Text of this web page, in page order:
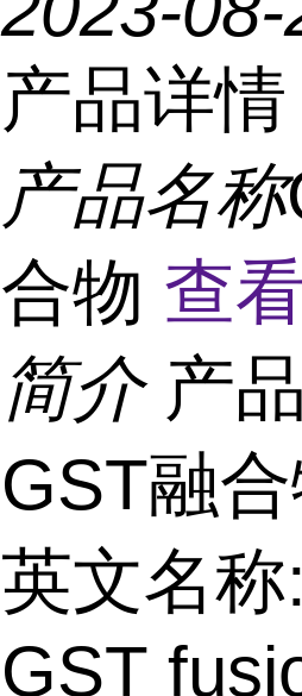
产品详情
产品名称
合物 查
简介 产
GST融
英文名
GST